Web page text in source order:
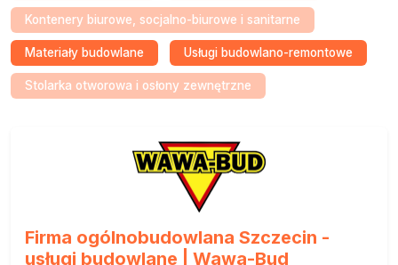
Kontenery biurowe, socjalno-biurowe i sanitarne
Materiały budowlane Usługi budowlano-remontowe
Stolarka otworowa i osłony zewnętrzne
Firma ogólnobudowlana Szczecin -
usługi budowlane | Wawa-Bud